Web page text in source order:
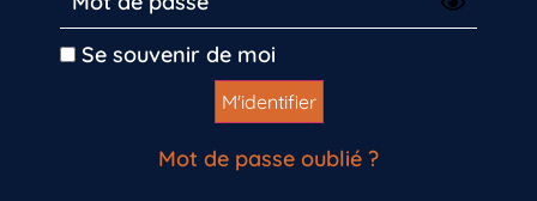
Se souvenir de moi
Mot de passe oublié ?